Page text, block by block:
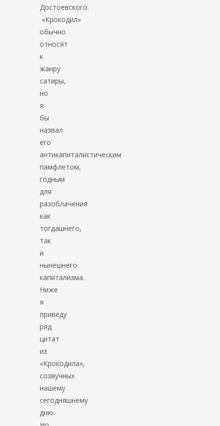
Достоевского.
«Крокодил»
обычно
относят
к
жанру
сатиры,
но
я
бы
назвал
его
антикапиталистическим
памфлетом,
годным
для
разоблачения
как
тогдашнего,
так
и
нынешнего
капитализма.
Ниже
я
приведу
ряд
цитат
из
«Крокодила»,
созвучных
нашему
сегодняшнему
дню.